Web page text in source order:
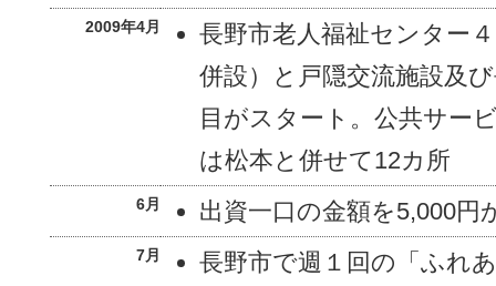
2009年4月
長野市老人福祉センター
併設）と戸隠交流施設及
目がスタート。公共サー
は松本と併せて12カ所
6月 出資一口の金額を5,000円
7月 長野市で週１回の「ふれ